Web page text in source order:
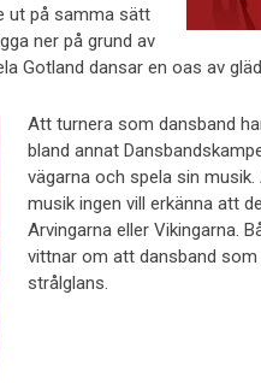
ut på samma sätt
ner på grund av
Gotland dansar en oas av
Att turnera som dansband
bland annat
vägarna och spela sin
musik ingen vill erkänna att
Arvingarna eller Vikingarna.
vittnar om att dansband
strålglans.